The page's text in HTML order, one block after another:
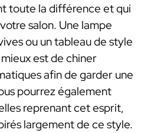
toute la différence et qui
salon. Une lampe
ou un tableau de style
est de chiner
afin de garder une
pourrez également
reprenant cet esprit,
largement de ce style.